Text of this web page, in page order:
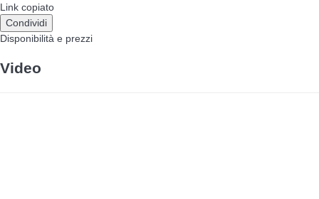
Link copiato
Condividi
Disponibilità e prezzi
Video